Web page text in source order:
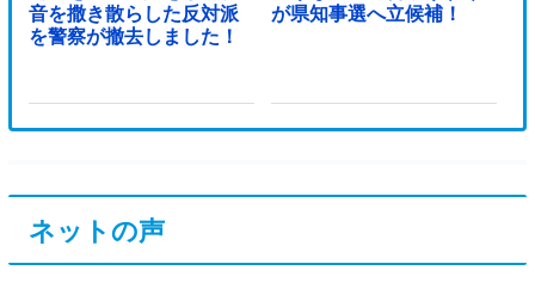
音を撒き散らした反対派
を警察が撤去しました！
が県知事選へ立候補！
ネットの声